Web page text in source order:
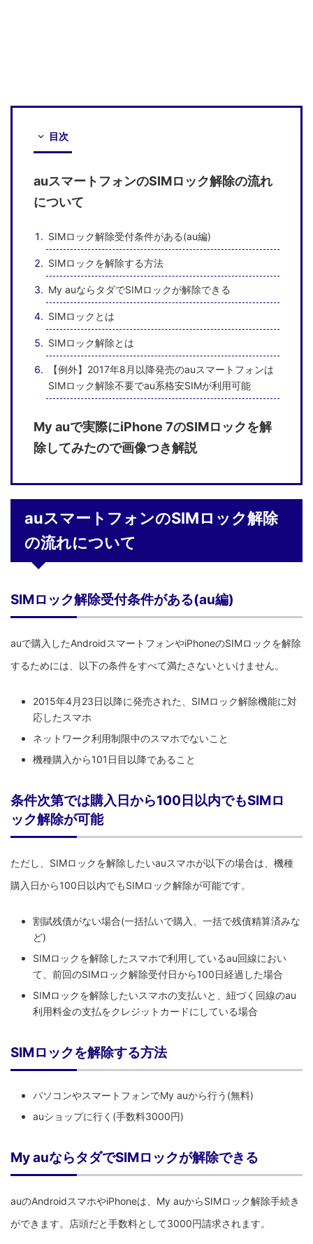
目次
auスマートフォンのSIMロック解除の流れ
について
SIMロック解除受付条件がある(au編)
SIMロックを解除する方法
My auならタダでSIMロックが解除できる
SIMロックとは
SIMロック解除とは
【例外】2017年8月以降発売のauスマートフォンは
SIMロック解除不要でau系格安SIMが利用可能
My auで実際にiPhone 7のSIMロックを解
除してみたので画像つき解説
auスマートフォンのSIMロック解除
の流れについて
SIMロック解除受付条件がある(au編)
auで購入したAndroidスマートフォンやiPhoneのSIMロックを解除
するためには、以下の条件をすべて満たさないといけません。
2015年4月23日以降に発売された、SIMロック解除機能に対
応したスマホ
ネットワーク利用制限中のスマホでないこと
機種購入から101日目以降であること
条件次第では購入日から100日以内でもSIMロ
ック解除が可能
ただし、SIMロックを解除したいauスマホが以下の場合は、機種
購入日から100日以内でもSIMロック解除が可能です。
割賦残債がない場合(一括払いで購入、一括で残債精算済みな
ど)
SIMロックを解除したスマホで利用しているau回線におい
て、前回のSIMロック解除受付日から100日経過した場合
SIMロックを解除したいスマホの支払いと、紐づく回線のau
利用料金の支払をクレジットカードにしている場合
SIMロックを解除する方法
パソコンやスマートフォンでMy auから行う(無料)
auショップに行く(手数料3000円)
My auならタダでSIMロックが解除できる
auのAndroidスマホやiPhoneは、My auからSIMロック解除手続き
ができます。店頭だと手数料として3000円請求されます。